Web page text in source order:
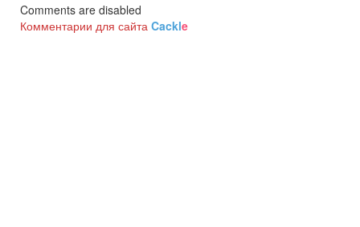
Comments are disabled
Комментарии для сайта Cackle